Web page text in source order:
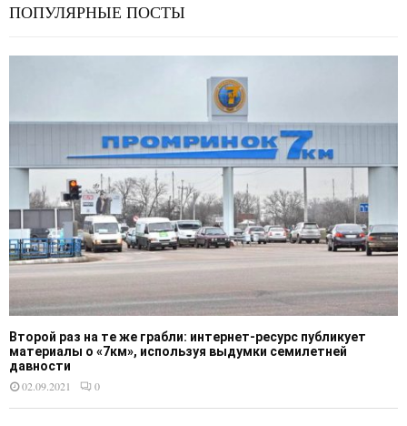
ПОПУЛЯРНЫЕ ПОСТЫ
Второй раз на те же грабли: интернет-ресурс публикует
материалы о «7км», используя выдумки семилетней
давности
02.09.2021
0